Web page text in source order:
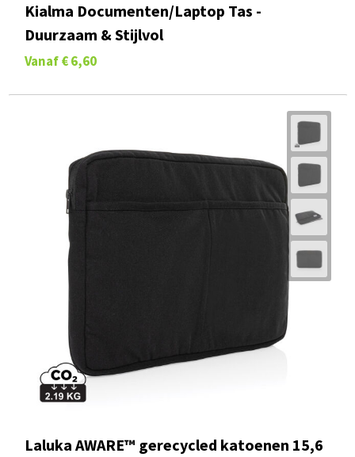
Kialma Documenten/Laptop Tas -
Duurzaam & Stijlvol
Vanaf € 6,60
Laluka AWARE™ gerecycled katoenen 15,6